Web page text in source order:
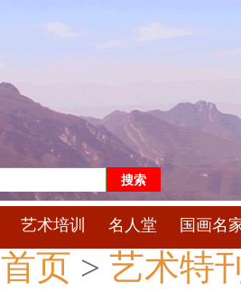
艺术培训 名人堂 国画名
首页 > 艺术特